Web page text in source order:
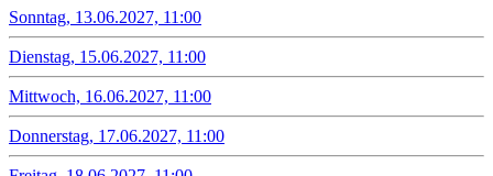
Sonntag, 13.06.2027, 11:00
Dienstag, 15.06.2027, 11:00
Mittwoch, 16.06.2027, 11:00
Donnerstag, 17.06.2027, 11:00